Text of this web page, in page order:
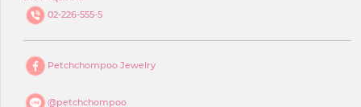
02-226-555-5
Petchchompoo Jewelry
@petchchompoo